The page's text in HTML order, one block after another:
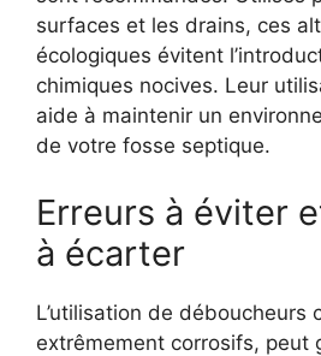
surfaces et les drains, ces
écologiques évitent
chimiques nocives. Leur
aide à maintenir un
de votre fosse septique.
Erreurs à éviter
à écarter
L’utilisation de déboucheurs
extrêmement corrosifs, peut